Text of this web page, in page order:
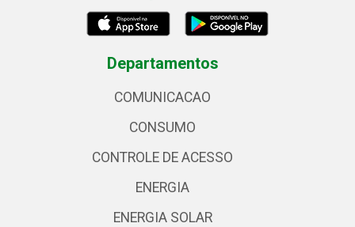
Departamentos
COMUNICACAO
CONSUMO
CONTROLE DE ACESSO
ENERGIA
ENERGIA SOLAR